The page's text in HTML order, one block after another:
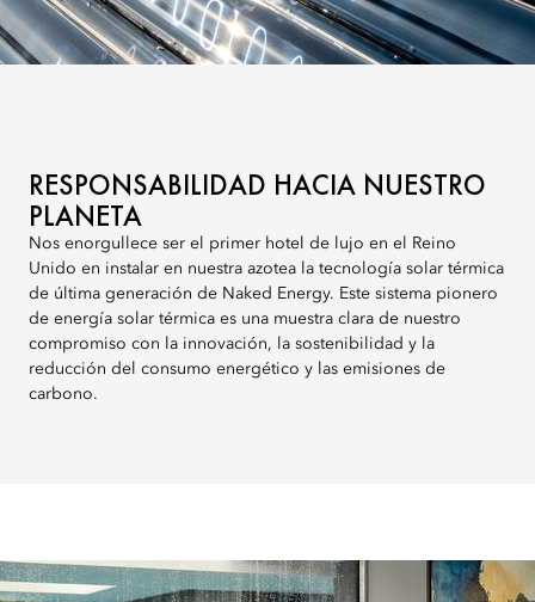
RESPONSABILIDAD HACIA NUESTRO
PLANETA
Nos enorgullece ser el primer hotel de lujo en el Reino
Unido en instalar en nuestra azotea la tecnología solar térmica
de última generación de Naked Energy. Este sistema pionero
de energía solar térmica es una muestra clara de nuestro
compromiso con la innovación, la sostenibilidad y la
reducción del consumo energético y las emisiones de
carbono.